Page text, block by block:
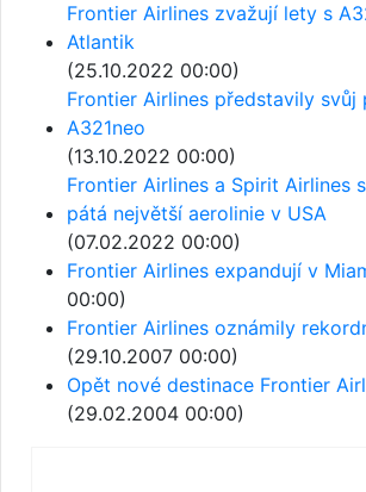
Frontier Airlines zvažují lety s
Atlantik
(25.10.2022 00:00)
Frontier Airlines představily svůj
A321neo
(13.10.2022 00:00)
Frontier Airlines a Spirit Airlines
pátá největší aerolinie v USA
(07.02.2022 00:00)
Frontier Airlines expandují v
00:00)
Frontier Airlines oznámily
(29.10.2007 00:00)
Opět nové destinace Frontier
(29.02.2004 00:00)